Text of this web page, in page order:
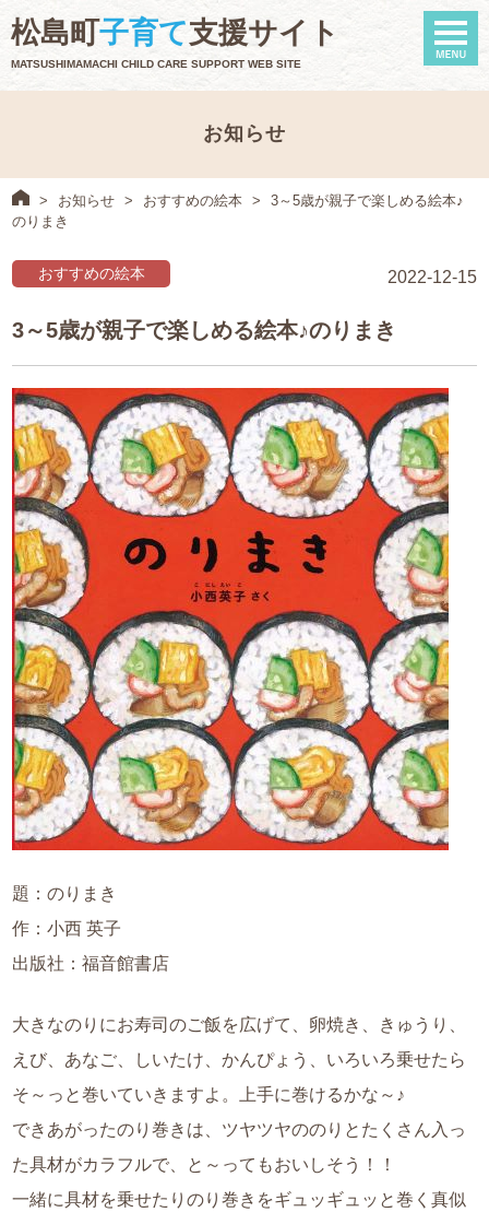
松島町子育て支援サイト
MATSUSHIMAMACHI CHILD CARE SUPPORT WEB SITE
お知らせ
> お知らせ > おすすめの絵本 >
3～5歳が親子で楽しめる絵本♪
のりまき
2022-12-15
おすすめの絵本
3～5歳が親子で楽しめる絵本♪のりまき
題：のりまき
作：小西 英子
出版社：福音館書店
大きなのりにお寿司のご飯を広げて、卵焼き、きゅうり、
えび、あなご、しいたけ、かんぴょう、いろいろ乗せたら
そ～っと巻いていきますよ。上手に巻けるかな～♪
できあがったのり巻きは、ツヤツヤののりとたくさん入っ
た具材がカラフルで、と～ってもおいしそう！！
一緒に具材を乗せたりのり巻きをギュッギュッと巻く真似